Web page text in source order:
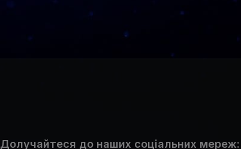
Долучайтеся до наших соціальних мереж: